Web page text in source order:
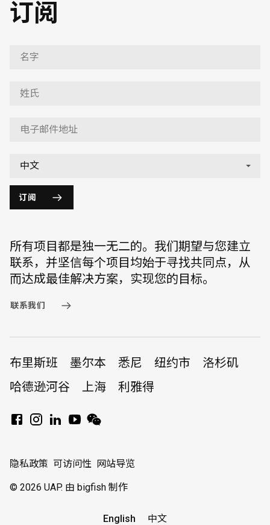
订阅
订阅
所有项目都是独一无二的。我们期望与您建立
联系，并坚信每个项目均始于寻找共同点，从
而达成最佳解决方案，实现您的目标。
联系我们
布里斯班 墨尔本 悉尼 纽约市
洛杉矶
哈德逊河谷
上海 利雅得
隐私政策 可访问性 网站导览
© 2026 UAP. 由 bigfish 制作
English 中文